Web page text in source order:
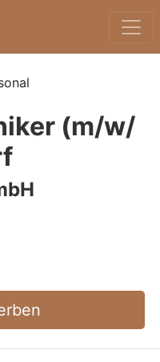
(m/w/